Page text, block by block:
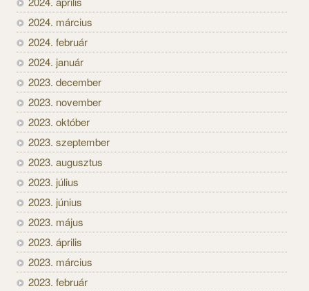
2024. március
2024. február
2024. január
2023. december
2023. november
2023. október
2023. szeptember
2023. augusztus
2023. július
2023. június
2023. május
2023. április
2023. március
2023. február